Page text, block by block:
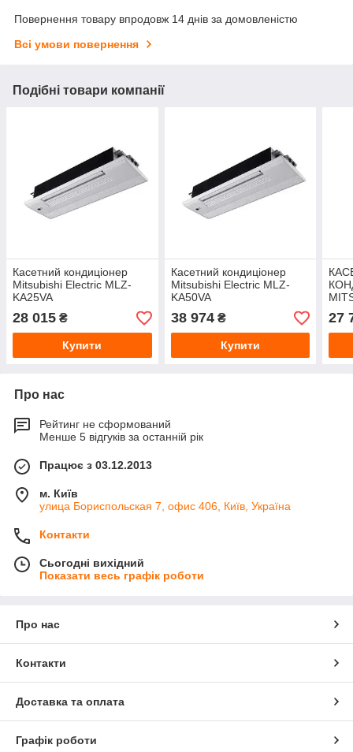
Повернення товару впродовж 14 днів за домовленістю
Всі умови повернення
Подібні товари компанії
Касетний кондиціонер
Mitsubishi Electric MLZ-
KA25VA
28 015 ₴
Купити
Касетний кондиціонер
Mitsubishi Electric MLZ-
KA50VA
38 974₴
Купити
27
Про нас
Рейтинг не сформований
Менше 5 відгуків за останній рік
Працює з 03.12.2013
м. Київ
улица Бориспольская 7, офис 406, Київ, Україна
Контакти
Сьогодні вихідний
Показати весь графік роботи
Про нас
Контакти
Доставка та оплата
Графік роботи